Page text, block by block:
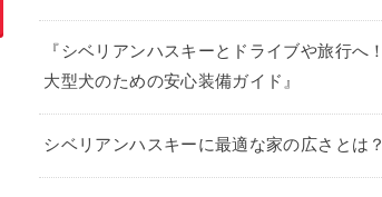
『シベリアンハスキーとドライブや旅行へ！
大型犬のための安心装備ガイド』
シベリアンハスキーに最適な家の広さとは？